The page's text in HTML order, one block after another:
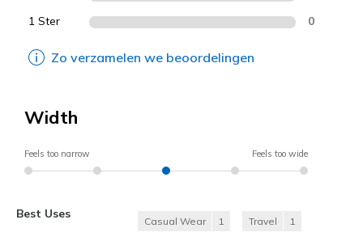
1 Ster 0
Zo verzamelen we beoordelingen
Width
Feels too narrow Feels too wide
Best Uses
Casual Wear 1 Travel 1